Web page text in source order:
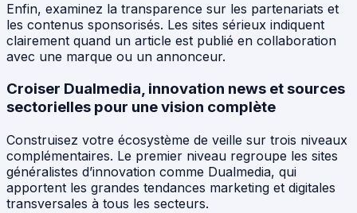
Enfin, examinez la transparence sur les partenariats et
les contenus sponsorisés. Les sites sérieux indiquent
clairement quand un article est publié en collaboration
avec une marque ou un annonceur.
Croiser Dualmedia, innovation news et sources
sectorielles pour une vision complète
Construisez votre écosystème de veille sur trois niveaux
complémentaires. Le premier niveau regroupe les sites
généralistes d’innovation comme Dualmedia, qui
apportent les grandes tendances marketing et digitales
transversales à tous les secteurs.